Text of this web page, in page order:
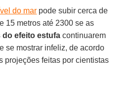
do mar pode subir cerca de
15 metros até 2300 se as
do efeito estufa continuarem
se mostrar infeliz, de acordo
projeções feitas por cientistas